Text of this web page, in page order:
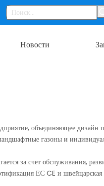
Новости
объединяющее дизайн
газоны и
за счет обслуживания,
ЕС CE и швейцарская